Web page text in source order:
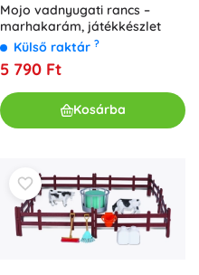
Mojo vadnyugati rancs –
marhakarám, játékkészlet
Külső raktár ?
5 790 Ft
Kosárba